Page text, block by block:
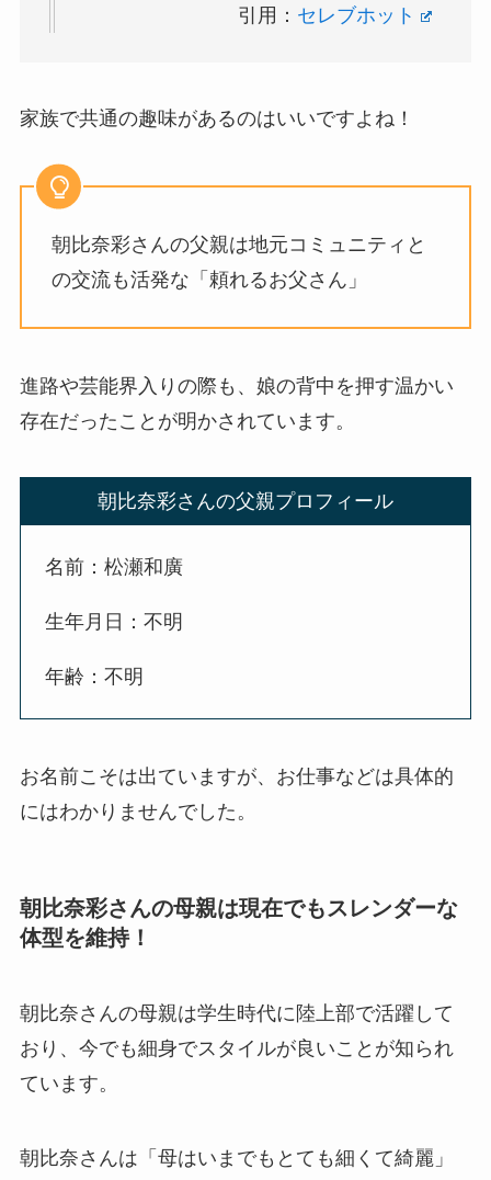
引用： セレブホット
家族で共通の趣味があるのはいいですよね！
朝比奈彩さんの父親は地元コミュニティと
の交流も活発な「頼れるお父さん」
進路や芸能界入りの際も、娘の背中を押す温かい
存在だったことが明かされています。
朝比奈彩さんの父親プロフィール
名前：松瀬和廣
生年月日：不明
年齢：不明
お名前こそは出ていますが、お仕事などは具体的
にはわかりませんでした。
朝比奈彩さんの母親は現在でもスレンダーな
体型を維持！
朝比奈さんの母親は学生時代に陸上部で活躍して
おり、今でも細身でスタイルが良いことが知られ
ています。
朝比奈さんは「母はいまでもとても細くて綺麗」